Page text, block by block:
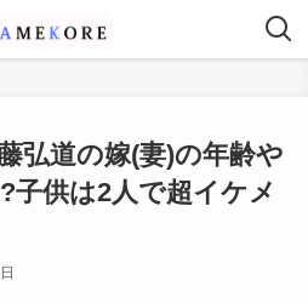
弘道の嫁(妻)の年齢や
子供は2人で超イケメ